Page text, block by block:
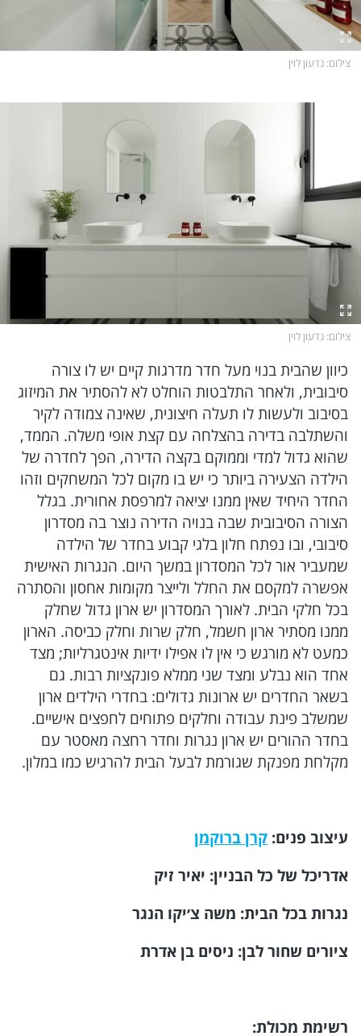
צילום : גדעון לוין
צילום : גדעון לוין
כיוון שהבית בנוי מעל חדר מדרגות קיים יש לו צורה
סיבובית, ולאחר התלבטות הוחלט לא להסתיר את המיזוג
בסיבוב ולעשות לו תעלה חיצונית, שאינה צמודה לקיר
והשתלבה בדירה בהצלחה עם קצת אופי משלה. הממד,
שהוא גדול למדי וממוקם בקצה הדירה, הפך לחדרה של
הילדה הצעירה ביותר כי יש בו מקום לכל המשחקים וזהו
החדר היחיד שאין ממנו יציאה למרפסת אחורית. בגלל
הצורה הסיבובית שבה בנויה הדירה נוצר בה מסדרון
סיבובי, ובו נפתח חלון בלגי קבוע בחדר של הילדה
שמעביר אור לכל המסדרון במשך היום. הנגרות האישית
אפשרה למקסם את החלל ולייצר מקומות אחסון והסתרה
בכל חלקי הבית. לאורך המסדרון יש ארון גדול שחלק
ממנו מסתיר ארון חשמל, חלק שרות וחלק כביסה. הארון
כמעט לא מורגש כי אין לו אפילו ידיות אינטגרליות; מצד
אחד הוא נבלע ומצד שני ממלא פונקציות רבות. ­­­גם
בשאר החדרים יש ארונות גדולים: בחדרי הילדים ארון
שמשלב פינת עבודה וחלקים פתוחים לחפצים אישיים.
בחדר ההורים יש ארון נגרות וחדר רחצה מאסטר עם
מקלחת מפנקת שגורמת לבעל הבית להרגיש כמו במלון.
עיצוב פנים: קרן ברוקמן
אדריכל של כל הבניין: יאיר זיק
נגרות בכל הבית: משה צ׳יקו הנגר
ציורים שחור לבן: ניסים בן אדרת
רשימת מכולת: